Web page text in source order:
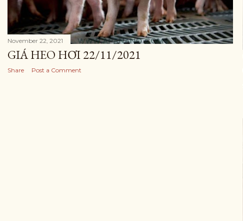
November 22, 2021
GIÁ HEO HƠI 22/11/2021
Share Post a Comment